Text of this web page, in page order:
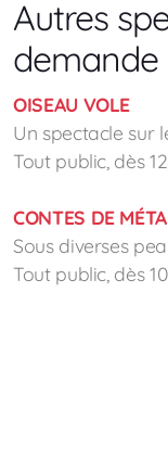
Autres
demande
OISEAU VOLE
Un spectacle sur
Tout public, dès
CONTES DE
Sous diverses
Tout public, dès